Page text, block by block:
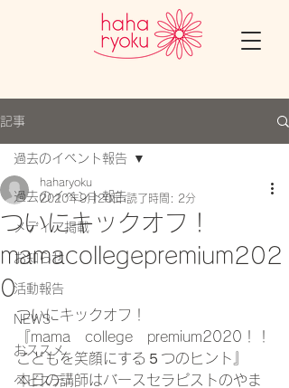
記事
過去のイベント報告
メディア掲載
お知らせ
活動報告
NEWS
おススメ
ベビステ
過去のイベント報告
ついにキックオフ！
mamacollegepremium202
0
haharyoku
2020年9月20日 読了時間: 2分
ついにキックオフ！
『mama　college　premium2020！！
こどもを笑顔にする５つのヒント』
本日の講師はバースセラピストのやま